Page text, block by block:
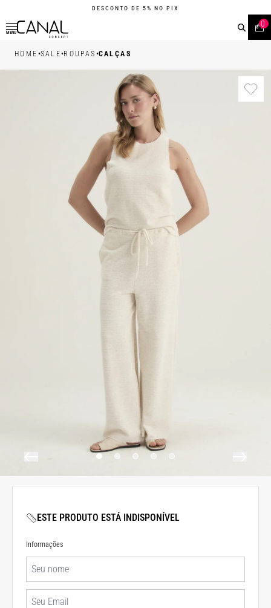
DESCONTO DE 5% NO PIX
MENU
0
HOME •SALE•ROUPAS •CALÇAS
ESTE PRODUTO ESTÁ INDISPONÍVEL
Informações